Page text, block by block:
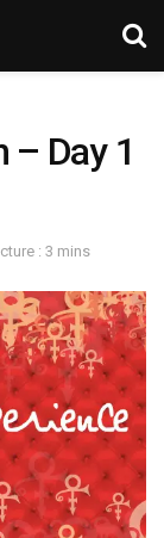
– Day 1
: 3 mins